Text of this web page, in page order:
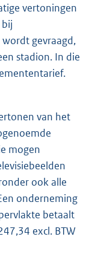
vertoningen
gevraagd,
stadion. In die
van het
mogen
ook alle
onderneming
betaalt
excl. BTW